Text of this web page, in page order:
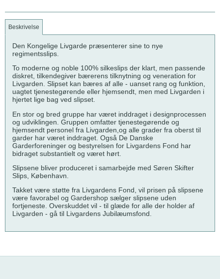
Beskrivelse
Den Kongelige Livgarde præsenterer sine to nye
regimentsslips.
To moderne og noble 100% silkeslips der klart, men passende
diskret, tilkendegiver bærerens tilknytning og veneration for
Livgarden. Slipset kan bæres af alle - uanset rang og funktion,
uagtet tjenestegørende eller hjemsendt, men med Livgarden i
hjertet lige bag ved slipset.
En stor og bred gruppe har været inddraget i designprocessen
og udviklingen. Gruppen omfatter tjenestegørende og
hjemsendt personel fra Livgarden,og alle grader fra oberst til
garder har været inddraget. Også De Danske
Garderforeninger og bestyrelsen for Livgardens Fond har
bidraget substantielt og været hørt.
Slipsene bliver produceret i samarbejde med Søren Skifter
Slips, København.
Takket være støtte fra Livgardens Fond, vil prisen på slipsene
være favorabel og Gardershop sælger slipsene uden
fortjeneste. Overskuddet vil - til glæde for alle der holder af
Livgarden - gå til Livgardens Jubilæumsfond.